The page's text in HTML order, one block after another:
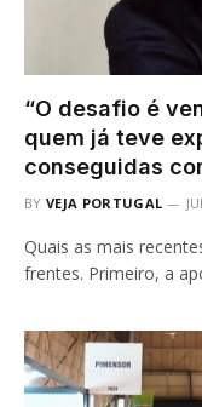
“O desafio é
quem já teve
conseguidas
BY VEJA PORTUGAL
Quais as mais
frentes. Primeiro, a